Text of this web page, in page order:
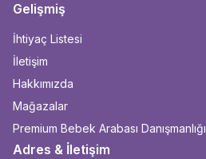
Gelişmiş
İhtiyaç Listesi
İletişim
Hakkımızda
Mağazalar
Premium Bebek Arabası Danışmanlığı
Adres & İletişim